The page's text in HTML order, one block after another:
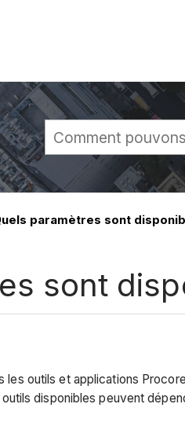
globale
paramètres sont
sont
outils et applications
disponibles peuvent